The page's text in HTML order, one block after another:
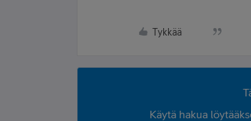
Tykkää
Käytä hakua